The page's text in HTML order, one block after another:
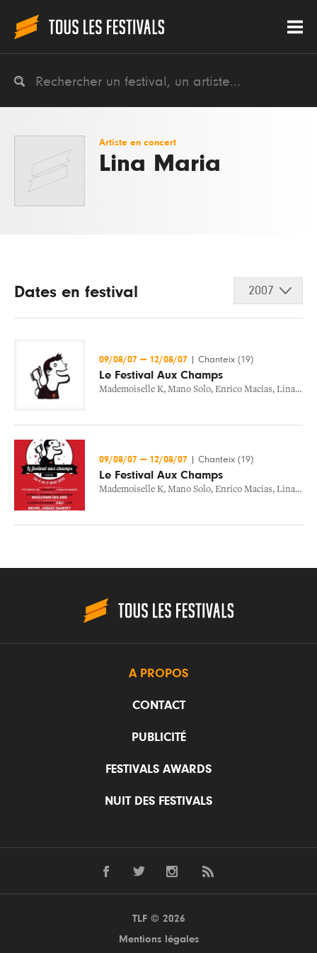
Artiste en concert
Lina Maria
Dates en festival 2007
09/08/07 — 12/08/07 Chanteix (19)
Le Festival Aux Champs
Mademoiselle K, Mano Solo, Enrico Macias, Lina Maria
09/08/07 — 12/08/07 Chanteix (19)
Le Festival Aux Champs
Mademoiselle K, Mano Solo, Enrico Macias, Lina Maria
A PROPOS
CONTACT
PUBLICITÉ
FESTIVALS AWARDS
NUIT DES FESTIVALS
TLF © 2026
Mentions légales